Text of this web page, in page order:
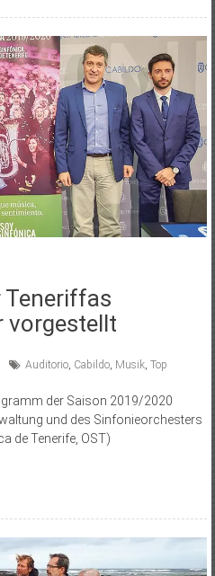
Teneriffas
vorgestellt
Auditorio, Cabildo, Musik, Top
der Saison 2019/2020
und des Sinfonieorchesters
de Tenerife, OST)